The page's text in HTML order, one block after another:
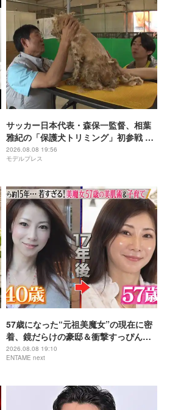
サッカー日本代表・森保一監督、相葉
雅紀の「保護犬トリミング」初参戦 ド
リームチームで心込めて挑む【24時間
テレビ49】
2026.08.08 19:56
モデルプレス
57歳になった“元祖美魔女”の現在に密
着、鏡だらけの豪邸＆衝撃すっぴん姿
を披露
2026.08.08 19:10
ENTAME next